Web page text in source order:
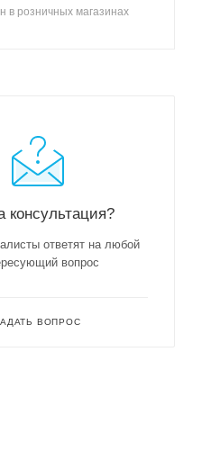
в розничных магазинах
консультация?
ответят на любой
вопрос
ВОПРОС